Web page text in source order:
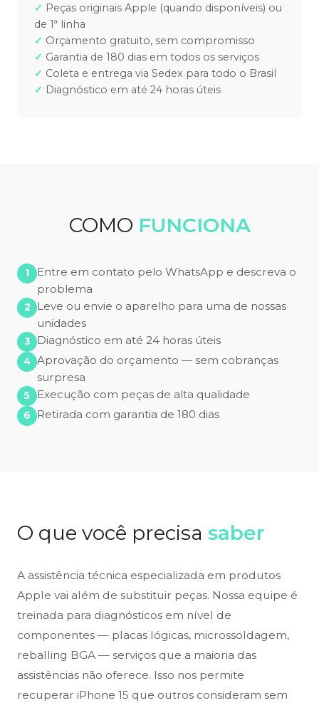
Peças originais Apple (quando disponíveis) ou
de 1ª linha
Orçamento gratuito, sem compromisso
Garantia de 180 dias em todos os serviços
Coleta e entrega via Sedex para todo o Brasil
Diagnóstico em até 24 horas úteis
COMO FUNCIONA
Entre em contato pelo WhatsApp e descreva o
problema
Leve ou envie o aparelho para uma de nossas
unidades
Diagnóstico em até 24 horas úteis
Aprovação do orçamento — sem cobranças
surpresa
Execução com peças de alta qualidade
Retirada com garantia de 180 dias
O que você precisa saber
A assistência técnica especializada em produtos
Apple vai além de substituir peças. Nossa equipe é
treinada para diagnósticos em nível de
componentes — placas lógicas, microssoldagem,
reballing BGA — serviços que a maioria das
assistências não oferece. Isso nos permite
recuperar iPhone 15 que outros consideram sem